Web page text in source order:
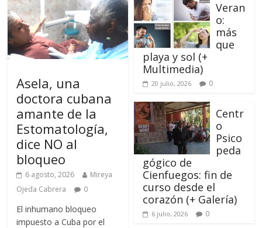
Asela, una
doctora cubana
amante de la
Estomatología,
dice NO al
bloqueo
6 agosto, 2026
Mireya
Ojeda Cabrera
0
El inhumano bloqueo
impuesto a Cuba por el
Veran
o:
más
que
playa y sol (+
Multimedia)
20 julio, 2026 0
Centr
o
Psico
peda
gógico de
Cienfuegos: fin de
curso desde el
corazón (+ Galería)
6 julio, 2026 0